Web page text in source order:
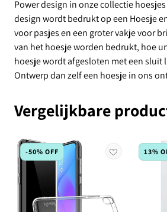
Power design in onze collectie
design wordt bedrukt op een Hoesje
voor pasjes en een groter vakje voor
van het hoesje worden bedrukt, hoe
hoesje wordt afgesloten met een sluit
Ontwerp dan zelf een hoesje in ons
Vergelijkbare
-50% OFF 13%